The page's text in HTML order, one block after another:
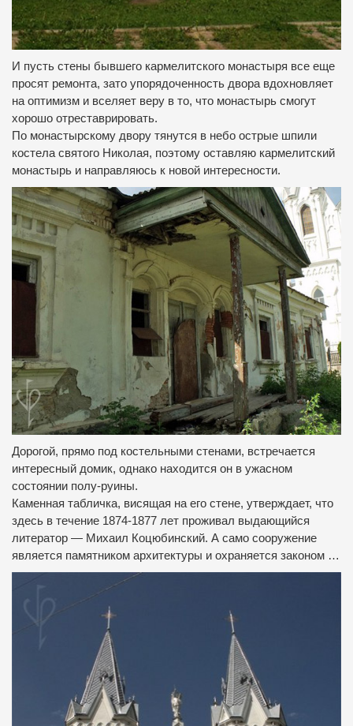
И пусть стены бывшего кармелитского монастыря все еще
просят ремонта, зато упорядоченность двора вдохновляет
на оптимизм и вселяет веру в то, что монастырь смогут
хорошо отреставрировать.
По монастырскому двору тянутся в небо острые шпили
костела святого Николая, поэтому оставляю кармелитский
монастырь и направляюсь к новой интересности.
Дорогой, прямо под костельными стенами, встречается
интересный домик, однако находится он в ужасном
состоянии полу-руины.
Каменная табличка, висящая на его стене, утверждает, что
здесь в течение 1874-1877 лет проживал выдающийся
литератор — Михаил Коцюбинский. А само сооружение
является памятником архитектуры и охраняется законом …